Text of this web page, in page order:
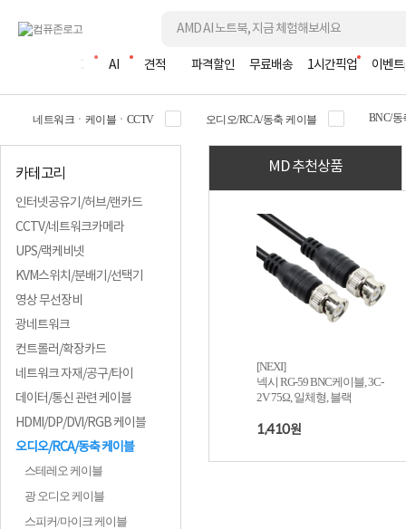
조립PC AI 견적 파격할인 무료배송 1시간픽업 이벤트
네트워크ㆍ케이블ㆍCCTV 오디오/RCA/동축 케이블 BNC/동
카테고리
인터넷공유기/허브/랜카드
CCTV/네트워크카메라
UPS/랙케비넷
KVM스위치/분배기/선택기
영상 무선장비
광네트워크
컨트롤러/확장카드
네트워크 자재/공구/타이
데이터/통신 관련 케이블
HDMI/DP/DVI/RGB 케이블
오디오/RCA/동축 케이블
스테레오 케이블
광 오디오 케이블
스피커/마이크 케이블
MD 추천상품
[NEXI]
넥시 RG-59 BNC케이블, 3C-
2V 75Ω, 일체형, 블랙
1,410원